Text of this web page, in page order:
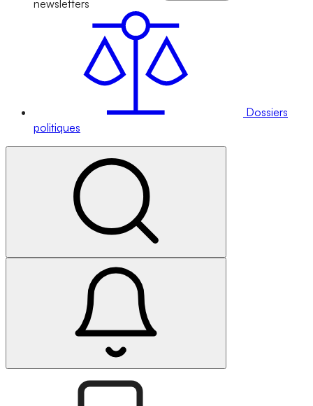
newsletters
Dossiers
politiques